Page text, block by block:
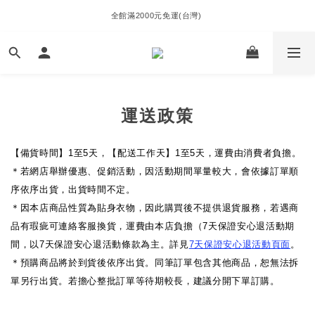
全館滿2000元免運(台灣)
運送政策
【備貨時間】1至5天，【配送工作天】1至5天，運費由消費者負擔。
＊若網店舉辦優惠、促銷活動，因活動期間單量較大，會依據訂單順
序依序出貨，出貨時間不定。
＊因本店商品性質為貼身衣物，因此購買後不提供退貨服務，若遇商
品有瑕疵可連絡客服換貨，運費由本店負擔（7天保證安心退活動期
間，以7天保證安心退活動條款為主。詳見7天保證安心退活動頁面。
＊預購商品將於到貨後依序出貨。同筆訂單包含其他商品，恕無法拆
單另行出貨。若擔心整批訂單等待期較長，建議分開下單訂購。